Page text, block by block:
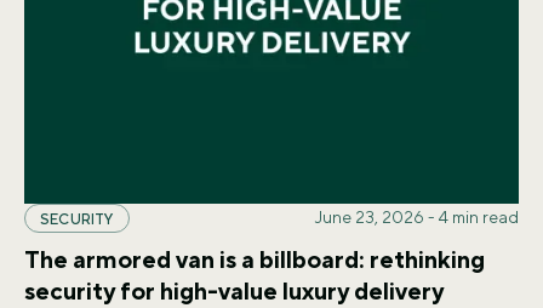
SECURITY June 23, 2026 - 4 min read
The armored van is a billboard: rethinking
security for high-value luxury delivery